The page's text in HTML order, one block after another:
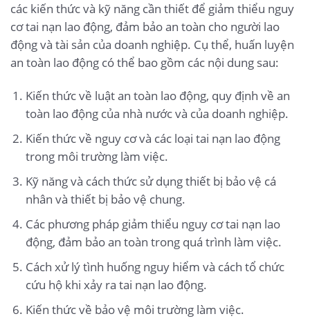
các kiến thức và kỹ năng cần thiết để giảm thiểu nguy
cơ tai nạn lao động, đảm bảo an toàn cho người lao
động và tài sản của doanh nghiệp. Cụ thể, huấn luyện
an toàn lao động có thể bao gồm các nội dung sau:
Kiến thức về luật an toàn lao động, quy định về an
toàn lao động của nhà nước và của doanh nghiệp.
Kiến thức về nguy cơ và các loại tai nạn lao động
trong môi trường làm việc.
Kỹ năng và cách thức sử dụng thiết bị bảo vệ cá
nhân và thiết bị bảo vệ chung.
Các phương pháp giảm thiểu nguy cơ tai nạn lao
động, đảm bảo an toàn trong quá trình làm việc.
Cách xử lý tình huống nguy hiểm và cách tổ chức
cứu hộ khi xảy ra tai nạn lao động.
Kiến thức về bảo vệ môi trường làm việc.